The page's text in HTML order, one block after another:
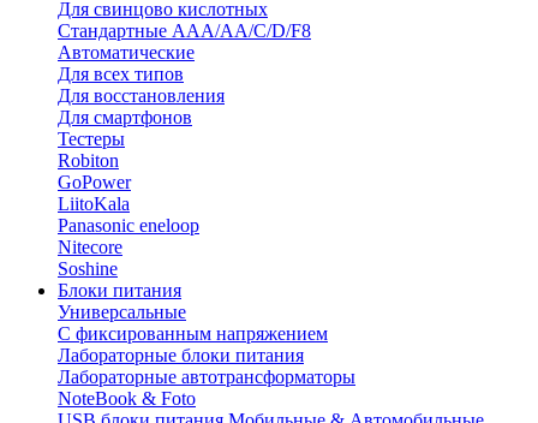
Для свинцово кислотных
Стандартные ААА/АА/С/D/F8
Автоматические
Для всех типов
Для восстановления
Для смартфонов
Тестеры
Robiton
GoPower
LiitoKala
Panasonic eneloop
Nitecore
Soshine
Блоки питания
Универсальные
C фиксированным напряжением
Лабораторные блоки питания
Лабораторные автотрансформаторы
NoteBook & Foto